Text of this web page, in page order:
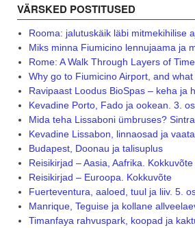
VÄRSKED POSTITUSED
Rooma: jalutuskäik läbi mitmekihilise
Miks minna Fiumicino lennujaama ja
Rome: A Walk Through Layers of
Why go to Fiumicino Airport, and what
Ravipaast Loodus BioSpas – keha ja
Kevadine Porto, Fado ja ookean. 3.
Mida teha Lissaboni ümbruses?
Kevadine Lissabon, linnaosad ja
Budapest, Doonau ja talisuplus
Reisikirjad – Aasia, Aafrika. Kokkuvõte
Reisikirjad – Euroopa. Kokkuvõte
Fuerteventura, aaloed, tuul ja liiv. 5.
Manrique, Teguise ja kollane
Timanfaya rahvuspark, koopad ja